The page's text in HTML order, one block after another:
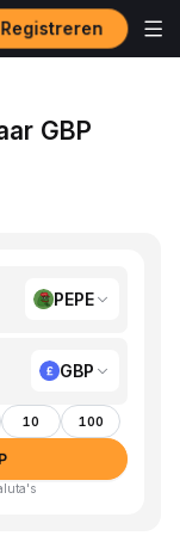
Registreren
GBP
PEPE
GBP
10 100